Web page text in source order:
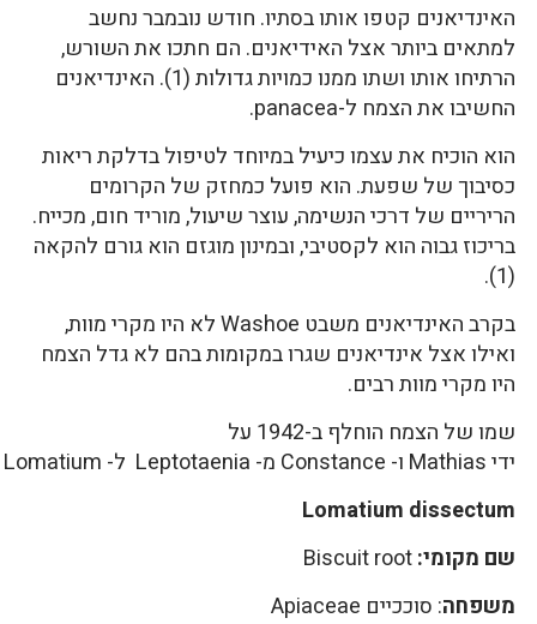
האינדיאנים קטפו אותו בסתיו. חודש נובמבר נחשב
למתאים ביותר אצל האידיאנים. הם חתכו את השורש,
הרתיחו אותו ושתו ממנו כמויות גדולות (1). האינדיאנים
החשיבו את הצמח ל-panacea.
הוא הוכיח את עצמו כיעיל במיוחד לטיפול בדלקת ריאות
כסיבוך של שפעת. הוא פועל כמחזק של הקרומים
הריריים של דרכי הנשימה, עוצר שיעול, מוריד חום, מכייח.
בריכוז גבוה הוא לקסטיבי, ובמינון מוגזם הוא גורם להקאה
(1).
בקרב האינדיאנים משבט Washoe לא היו מקרי מוות,
ואילו אצל אינדיאנים שגרו במקומות בהם לא גדל הצמח
היו מקרי מוות רבים.
שמו של הצמח הוחלף ב-1942 על
ידי Mathias ו- Constance מ- Leptotaenia ל- Lomatium
Lomatium dissectum
שם מקומי:
משפחה: סוככיים Apiaceae